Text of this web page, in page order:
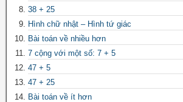
38 + 25
Hình chữ nhật – Hình tứ giác
Bài toán về nhiều hơn
7 cộng với một số: 7 + 5
47 + 5
47 + 25
Bài toán về ít hơn